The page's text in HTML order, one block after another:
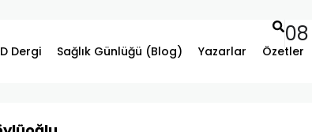
Dergi Sağlık Günlüğü (Blog) Yazarlar Özetler
08